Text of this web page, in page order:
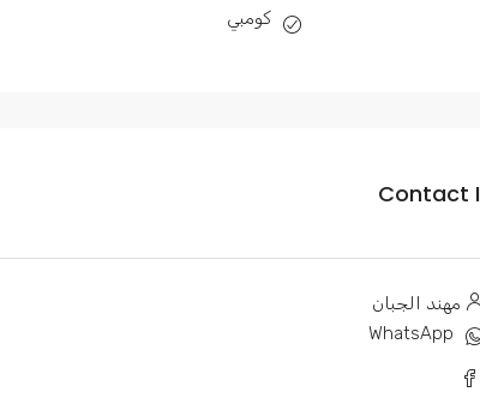
كومبي
Contact
مهند الجبان
WhatsApp